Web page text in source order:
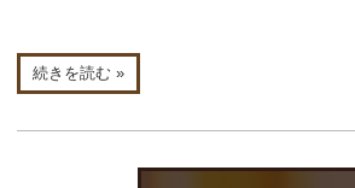
続きを読む »